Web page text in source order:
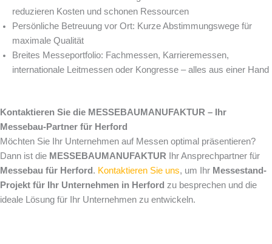
reduzieren Kosten und schonen Ressourcen
Persönliche Betreuung vor Ort: Kurze Abstimmungswege für
maximale Qualität
Breites Messeportfolio: Fachmessen, Karrieremessen,
internationale Leitmessen oder Kongresse – alles aus einer Hand
Kontaktieren Sie die MESSEBAUMANUFAKTUR – Ihr
Messebau-Partner für Herford
Möchten Sie Ihr Unternehmen auf Messen optimal präsentieren?
Dann ist die MESSEBAUMANUFAKTUR Ihr Ansprechpartner für
Messebau für Herford . Kontaktieren Sie uns, um Ihr Messestand-
Projekt für Ihr Unternehmen in Herford zu besprechen und die
ideale Lösung für Ihr Unternehmen zu entwickeln.